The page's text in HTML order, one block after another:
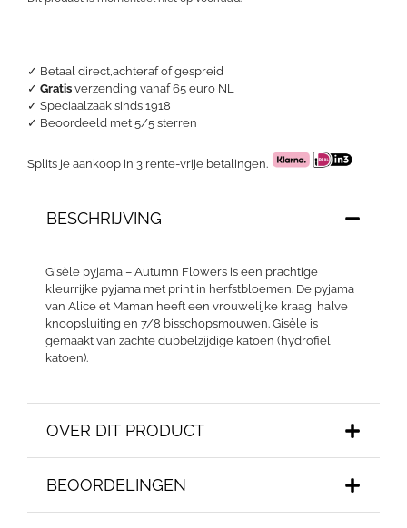
✓ Betaal direct,achteraf of gespreid
✓ Gratis verzending vanaf 65 euro NL
✓ Speciaalzaak sinds 1918
✓ Beoordeeld met 5/5 sterren
Splits je aankoop in 3 rente-vrije betalingen.
BESCHRIJVING
Gisèle pyjama – Autumn Flowers is een prachtige
kleurrijke pyjama met print in herfstbloemen. De pyjama
van Alice et Maman heeft een vrouwelijke kraag, halve
knoopsluiting en 7/8 bisschopsmouwen. Gisèle is
gemaakt van zachte dubbelzijdige katoen (hydrofiel
katoen).
OVER DIT PRODUCT
BEOORDELINGEN